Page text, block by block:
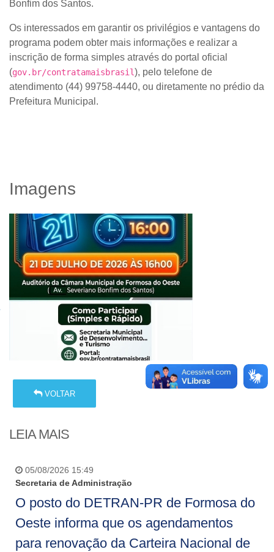
Bonfim dos Santos.
Os interessados em garantir os privilégios e vantagens do
programa podem obter mais informações e realizar a
inscrição de forma simples através do portal oficial
(gov.br/contratamaisbrasil), pelo telefone de
atendimento (44) 99758-4440, ou diretamente no prédio da
Prefeitura Municipal.
Imagens
VOLTAR
LEIA MAIS
05/08/2026 15:49
Secretaria de Administração
O posto do DETRAN-PR de Formosa do
Oeste informa que os agendamentos
para renovação da Carteira Nacional de